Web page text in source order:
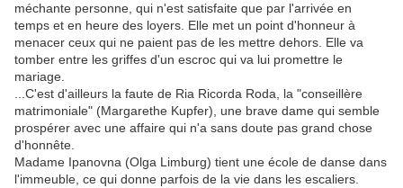
méchante personne, qui n'est satisfaite que par l'arrivée en
temps et en heure des loyers. Elle met un point d'honneur à
menacer ceux qui ne paient pas de les mettre dehors. Elle va
tomber entre les griffes d'un escroc qui va lui promettre le
mariage.
...C'est d'ailleurs la faute de Ria Ricorda Roda, la "conseillère
matrimoniale" (Margarethe Kupfer), une brave dame qui semble
prospérer avec une affaire qui n'a sans doute pas grand chose
d'honnête.
Madame Ipanovna (Olga Limburg) tient une école de danse dans
l'immeuble, ce qui donne parfois de la vie dans les escaliers.